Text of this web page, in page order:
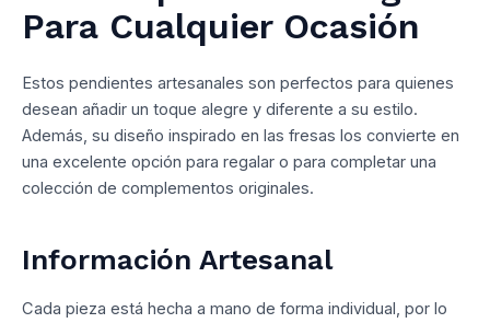
Para Cualquier Ocasión
Estos pendientes artesanales son perfectos para quienes
desean añadir un toque alegre y diferente a su estilo.
Además, su diseño inspirado en las fresas los convierte en
una excelente opción para regalar o para completar una
colección de complementos originales.
Información Artesanal
Cada pieza está hecha a mano de forma individual, por lo